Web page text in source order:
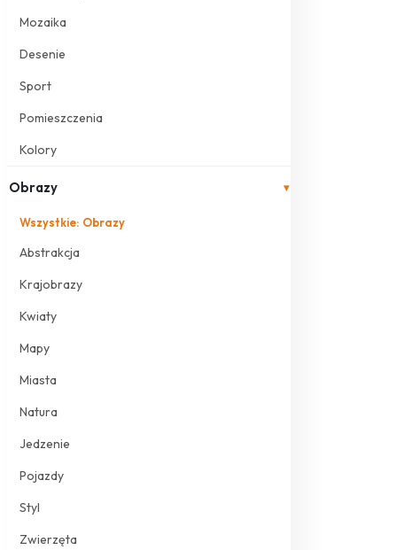
Mozaika
Desenie
Sport
Pomieszczenia
Kolory
Obrazy ▾
Wszystkie: Obrazy
Abstrakcja
Krajobrazy
Kwiaty
Mapy
Miasta
Natura
Jedzenie
Pojazdy
Styl
Zwierzęta